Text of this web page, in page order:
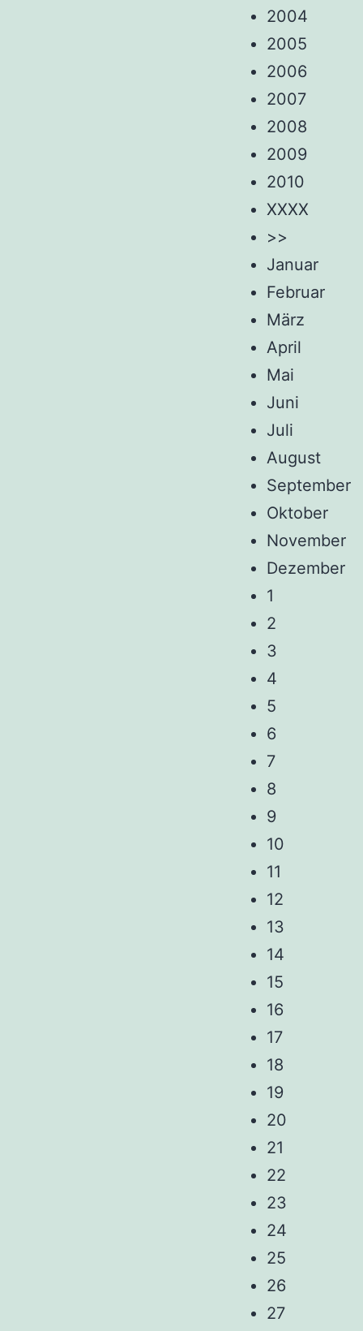
2004
2005
2006
2007
2008
2009
2010
XXXX
>>
Januar
Februar
März
April
Mai
Juni
Juli
August
September
Oktober
November
Dezember
1
2
3
4
5
6
7
8
9
10
11
12
13
14
15
16
17
18
19
20
21
22
23
24
25
26
27